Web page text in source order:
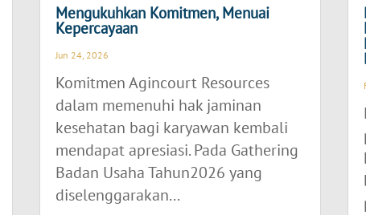
Mengukuhkan Komitmen, Menuai
Kepercayaan
Jun 24, 2026
Komitmen Agincourt Resources
dalam memenuhi hak jaminan
kesehatan bagi karyawan kembali
mendapat apresiasi. Pada Gathering
Badan Usaha Tahun2026 yang
diselenggarakan...